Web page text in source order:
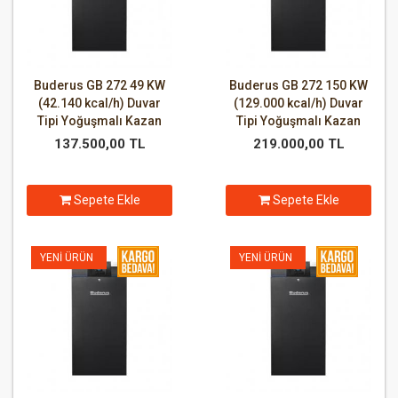
Buderus GB 272 49 KW
(42.140 kcal/h) Duvar
Tipi Yoğuşmalı Kazan
137.500,00 TL
Sepete Ekle
Buderus GB 272 150 KW
(129.000 kcal/h) Duvar
Tipi Yoğuşmalı Kazan
219.000,00 TL
Sepete Ekle
YENI ÜRÜN YENI ÜRÜN